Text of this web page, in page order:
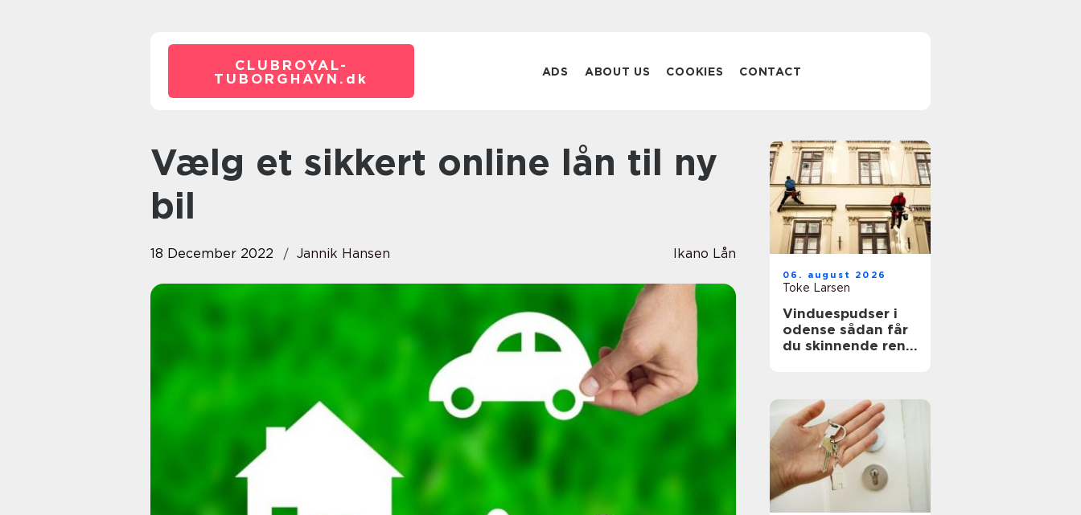
CLUBROYAL-
TUBORGHAVN. dk ADS ABOUT US COOKIES CONTACT
Vælg et sikkert online lån til ny
bil
18 December 2022 Jannik Hansen Ikano Lån
06. august 2026
Toke Larsen
Vinduespudser i
odense sådan får
du skinnende rene